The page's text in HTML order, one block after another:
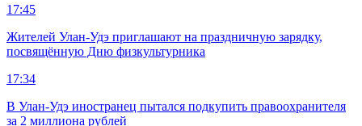
17:45
Жителей Улан-Удэ приглашают на праздничную зарядку,
посвящённую Дню физкультурника
17:34
В Улан-Удэ иностранец пытался подкупить правоохранителя
за 2 миллиона рублей